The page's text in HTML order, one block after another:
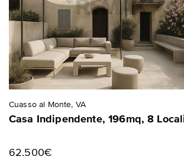
Cuasso al Monte, VA
Casa Indipendente, 196mq, 8
62.500€